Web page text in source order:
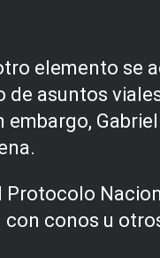
elemento se
asuntos
Protocolo
conos u